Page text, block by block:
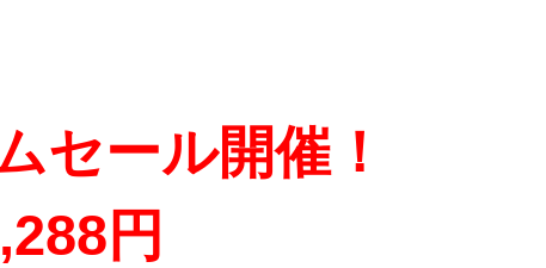
セール開催！
円